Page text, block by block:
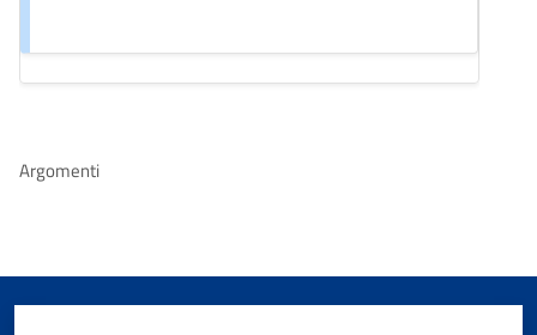
Argomenti